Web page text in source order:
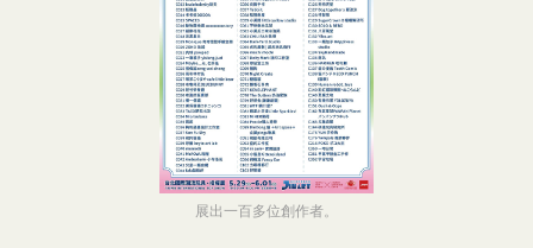
展出一百多位創作者。